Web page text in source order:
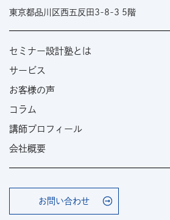
東京都品川区西五反田3-8-3 5階
セミナー設計塾とは
サービス
お客様の声
コラム
講師プロフィール
会社概要
お問い合わせ